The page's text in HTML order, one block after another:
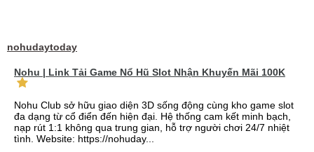
nohudaytoday
Nohu | Link Tải Game Nổ Hũ Slot Nhận Khuyến Mãi 100K
Nohu Club sở hữu giao diện 3D sống động cùng kho game slot
đa dạng từ cổ điển đến hiện đại. Hệ thống cam kết minh bạch,
nạp rút 1:1 không qua trung gian, hỗ trợ người chơi 24/7 nhiệt
tình. Website: https://nohuday...